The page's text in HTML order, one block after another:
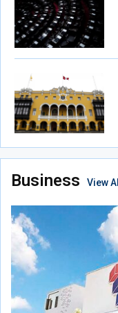
Business View All